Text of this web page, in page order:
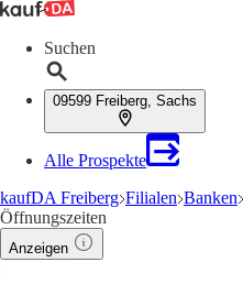
Suchen
09599 Freiberg, Sachs
Alle Prospekte
kaufDA Freiberg Filialen Banken
Öffnungszeiten
Anzeigen